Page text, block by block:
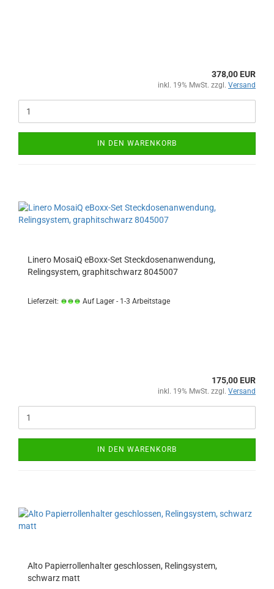
378,00 EUR
inkl. 19% MwSt. zzgl. Versand
IN DEN WARENKORB
Linero MosaiQ eBoxx-Set Steckdosenanwendung,
Relingsystem, graphitschwarz 8045007
Lieferzeit: Auf Lager - 1-3 Arbeitstage
175,00 EUR
inkl. 19% MwSt. zzgl. Versand
IN DEN WARENKORB
Alto Papierrollenhalter geschlossen, Relingsystem,
schwarz matt